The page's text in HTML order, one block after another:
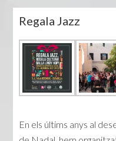
Regala Jazz
En els últims anys al